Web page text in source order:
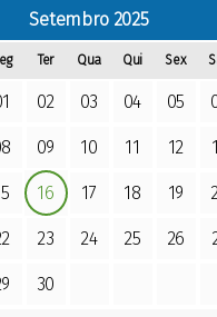
Setembro2025
Ter Qua Qui Sex
02 03 04 05
09 10 11 12
16 17 18 19
23 24 25 26
30